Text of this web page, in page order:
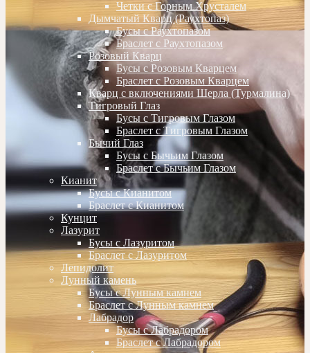
Четки с Горным Хрусталем
Дымчатый Кварц (Раухтопаз)
Бусы с Раухтопазом
Браслет с Раухтопазом
Розовый Кварц
Бусы с Розовым Кварцем
Браслет с Розовым Кварцем
Кварц с включениями Шерла (Турмалина)
Тигровый Глаз
Бусы с Тигровым Глазом
Браслет с Тигровым Глазом
Бычий Глаз
Бусы с Бычьим Глазом
Браслет с Бычьим Глазом
Кианит
Бусы с Кианитом
Браслет с Кианитом
Кунцит
Лазурит
Бусы с Лазуритом
Браслет с Лазуритом
Лепидолит
Лунный камень
Бусы с Лунным камнем
Браслет с Лунным камнем
Лабрадор
Бусы с Лабрадором
Браслет с Лабрадором